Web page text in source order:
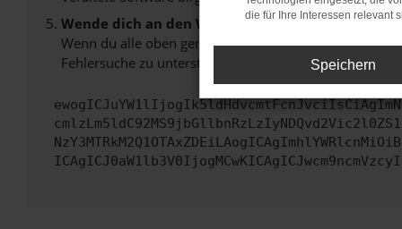
Wende dich an den Webseitenbetreiber.
Wenn du alle oben genannten Schritte versucht hast,
Fehlersuche zu unterstützen:
die für Ihre Interessen relevant
Speichern